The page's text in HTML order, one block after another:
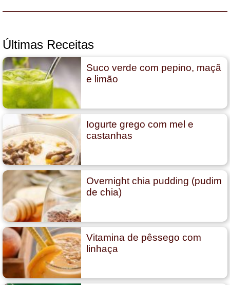
Últimas Receitas
Suco verde com pepino, maçã
e limão
Iogurte grego com mel e
castanhas
Overnight chia pudding (pudim
de chia)
Vitamina de pêssego com
linhaça